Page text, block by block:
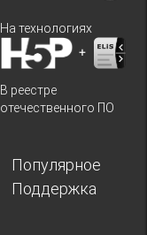
На технологиях
+
В реестре
отечественного ПО
Популярное
Поддержка